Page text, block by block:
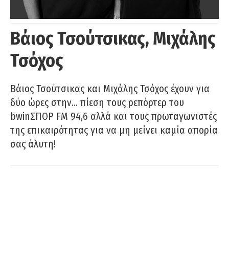
Βάιος Τσούτσικας, Μιχάλης
Τσόχος
Βάιος Τσούτσικας και Μιχάλης Τσόχος έχουν για
δύο ώρες στην… πίεση τους ρεπόρτερ του
bwinΣΠΟΡ FM 94,6 αλλά και τους πρωταγωνιστές
της επικαιρότητας για να μη μείνει καμία απορία
σας άλυτη!